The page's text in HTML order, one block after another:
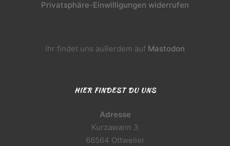
Privatsphäre-Einwilligungen widerrufen
Ihr findet uns außerdem auf Mastodon
HIER FINDEST DU UNS
Adresse
Kurzawann 3
66564 Ottweiler